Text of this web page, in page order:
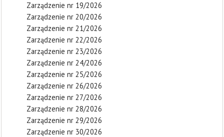
Zarządzenie nr 19/2026
Zarządzenie nr 20/2026
Zarządzenie nr 21/2026
Zarządzenie nr 22/2026
Zarządzenie nr 23/2026
Zarządzenie nr 24/2026
Zarządzenie nr 25/2026
Zarządzenie nr 26/2026
Zarządzenie nr 27/2026
Zarządzenie nr 28/2026
Zarządzenie nr 29/2026
Zarządzenie nr 30/2026